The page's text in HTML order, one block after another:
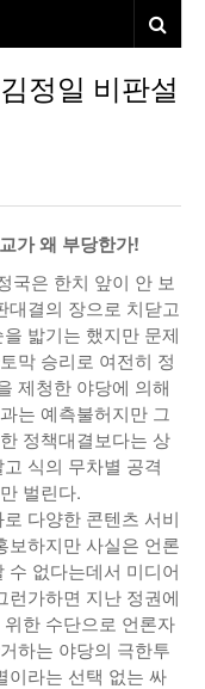
정일 비판설
가 왜 부당한가!
국은 한치 앞이 안 보
대결의 장으로 치닫고
밟기는 했지만 문제
막 승리로 여전히 정
제청한 야당에 의해
는 예측불허지만 그
정책대결보다는 상
식의 무차별 공격
벌린다.
다양한 콘텐츠 서비
보하지만 사실은 언론
수 없다는데서 미디어
런가하면 지난 정권에
한 수단으로 언론자
하는 야당의 극한투
이라는 선택 없는 싸